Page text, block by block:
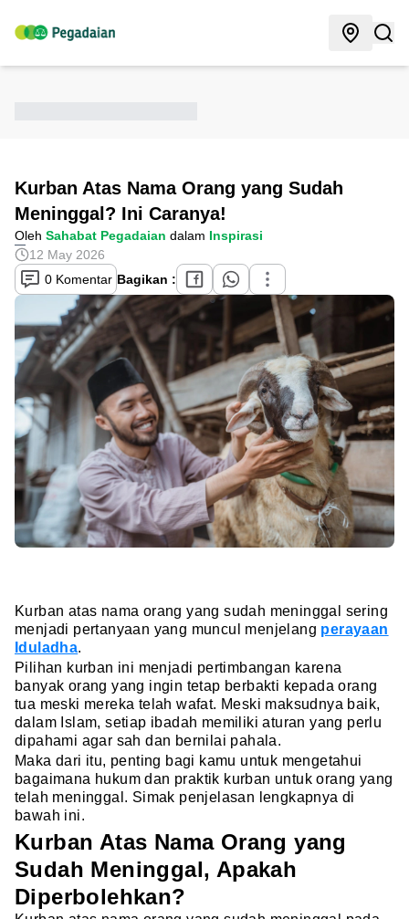
Kurban Atas Nama Orang yang Sudah
Meninggal? Ini Caranya!
Oleh Sahabat Pegadaian dalam Inspirasi
12 May 2026
0 Komentar Bagikan :
Kurban atas nama orang yang sudah meninggal sering
menjadi pertanyaan yang muncul menjelang perayaan
Iduladha.
Pilihan kurban ini menjadi pertimbangan karena
banyak orang yang ingin tetap berbakti kepada orang
tua meski mereka telah wafat. Meski maksudnya baik,
dalam Islam, setiap ibadah memiliki aturan yang perlu
dipahami agar sah dan bernilai pahala.
Maka dari itu, penting bagi kamu untuk mengetahui
bagaimana hukum dan praktik kurban untuk orang yang
telah meninggal. Simak penjelasan lengkapnya di
bawah ini.
Kurban Atas Nama Orang yang
Sudah Meninggal, Apakah
Diperbolehkan?